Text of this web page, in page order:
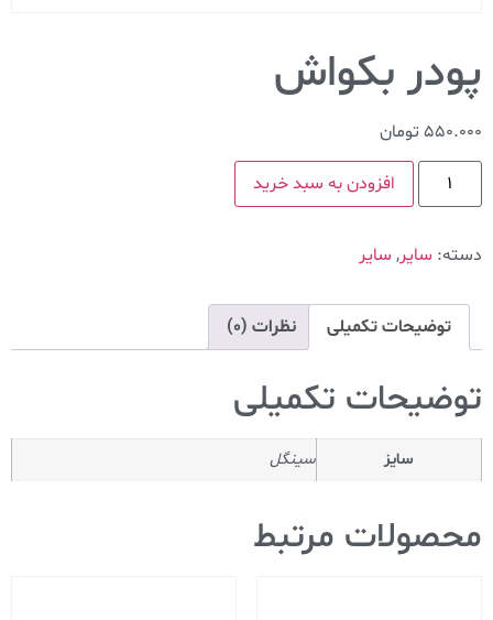
پودر بکواش
550.000 تومان
افزودن به سبد خرید
دسته: سایر, سایر
توضیحات تکمیلی نظرات (0)
توضیحات تکمیلی
سایز سینگل
محصولات مرتبط